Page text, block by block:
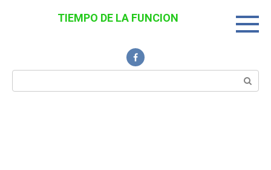
TIEMPO DE LA FUNCION
Поиск: